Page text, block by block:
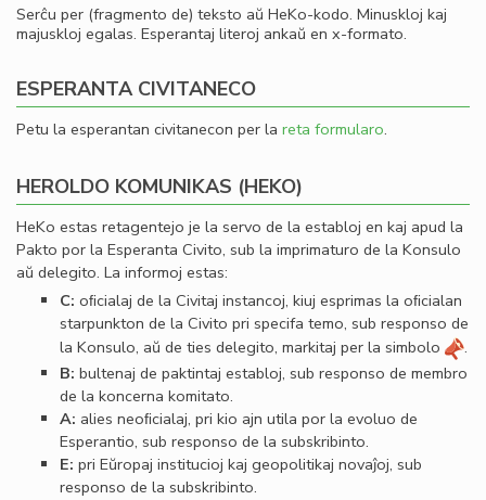
Serĉu per (fragmento de) teksto aŭ HeKo-kodo. Minuskloj kaj
majuskloj egalas. Esperantaj literoj ankaŭ en x-formato.
ESPERANTA CIVITANECO
Petu la esperantan civitanecon per la reta formularo.
HEROLDO KOMUNIKAS (HEKO)
HeKo estas retagentejo je la servo de la establoj en kaj apud la
Pakto por la Esperanta Civito, sub la imprimaturo de la Konsulo
aŭ delegito. La informoj estas:
C: oﬁcialaj de la Civitaj instancoj, kiuj esprimas la oﬁcialan
starpunkton de la Civito pri specifa temo, sub responso de
la Konsulo, aŭ de ties delegito, markitaj per la simbolo
.
B: bultenaj de paktintaj establoj, sub responso de membro
de la koncerna komitato.
A: alies neoﬁcialaj, pri kio ajn utila por la evoluo de
Esperantio, sub responso de la subskribinto.
E: pri Eŭropaj institucioj kaj geopolitikaj novaĵoj, sub
responso de la subskribinto.